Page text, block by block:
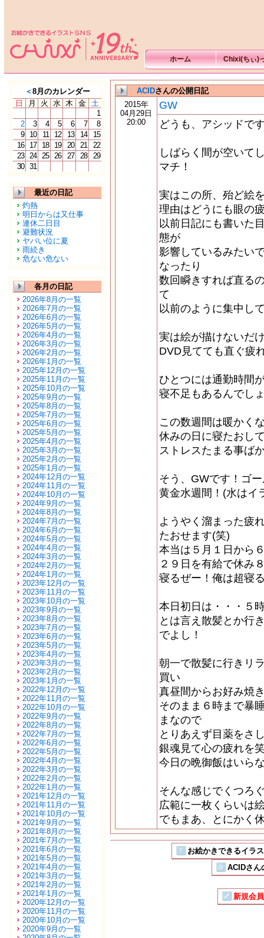
ホーム Chixi(ちぃ)
＜8月のカレンダー
日
月 火 水 木 金 土
1
2
3 4 5 6 7
8
9
10 11 12 13 14
15
16
17 18 19 20 21
22
23 24 25 26 27 28
29
30 31
最近の日記
灼熱
明日からは又仕事
連休二日目
避難状況
ヤバい位に夏
雨続き
危ない危ない
各月の日記
2026年8月の一覧
2026年7月の一覧
2026年6月の一覧
2026年5月の一覧
2026年4月の一覧
2026年3月の一覧
2026年2月の一覧
2026年1月の一覧
2025年12月の一覧
2025年11月の一覧
2025年10月の一覧
2025年9月の一覧
2025年8月の一覧
2025年7月の一覧
2025年6月の一覧
2025年5月の一覧
2025年4月の一覧
2025年3月の一覧
2025年2月の一覧
2025年1月の一覧
2024年12月の一覧
2024年11月の一覧
2024年10月の一覧
2024年9月の一覧
2024年8月の一覧
2024年7月の一覧
2024年6月の一覧
2024年5月の一覧
2024年4月の一覧
2024年3月の一覧
2024年2月の一覧
2024年1月の一覧
2023年12月の一覧
2023年11月の一覧
2023年10月の一覧
2023年9月の一覧
2023年8月の一覧
2023年7月の一覧
2023年6月の一覧
2023年5月の一覧
2023年4月の一覧
2023年3月の一覧
2023年2月の一覧
2023年1月の一覧
2022年12月の一覧
2022年11月の一覧
2022年10月の一覧
2022年9月の一覧
2022年8月の一覧
2022年7月の一覧
2022年6月の一覧
2022年5月の一覧
2022年4月の一覧
2022年3月の一覧
2022年2月の一覧
2022年1月の一覧
2021年12月の一覧
2021年11月の一覧
2021年10月の一覧
2021年9月の一覧
2021年8月の一覧
2021年7月の一覧
2021年6月の一覧
2021年5月の一覧
2021年4月の一覧
2021年3月の一覧
2021年2月の一覧
2021年1月の一覧
2020年12月の一覧
2020年11月の一覧
2020年10月の一覧
2020年9月の一覧
ACIDさんの公開日記
2015年
04月29日
20:00
GW
どうも、アシッドで
しばらく間が空いて
マチ！
実はこの所、殆ど絵
理由はどうにも眼の
以前日記にも書いた
態が
影響しているみたい
なったり
数回瞬きすれば直る
て
以前のように集中し
実は絵が描けないだ
DVD見てても直ぐ疲
ひとつには通勤時間
寝不足もあるんでし
この数週間は暖かく
休みの日に寝たおし
ストレスたまる事ば
そう、GWです！ゴ
黄金水週間！(水はイ
ようやく溜まった疲
たおせます(笑)
本当は５月１日から
２９日を有給で休み
寝るぜー！俺は超寝
本日初日は・・・５
とは言え散髪とか行
でよし！
朝一で散髪に行きリ
買い
真昼間からお好み焼
そのまま６時まで暴
まなので
とりあえず目薬をさ
銀魂見て心の疲れを
今日の晩御飯はいら
そんな感じでくつろ
広範に一枚くらいは
でもまあ、とにかく
お絵かきできるイラ
ACIDさん
新規会